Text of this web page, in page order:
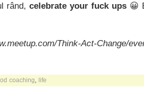
rând, celebrate your fuck ups 😀
Think-Act-Change/
coaching life